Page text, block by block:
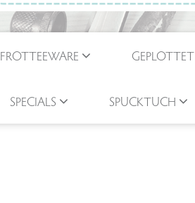
FROTTEEWARE GEPLOTTET
SPECIALS SPUCKTUCH